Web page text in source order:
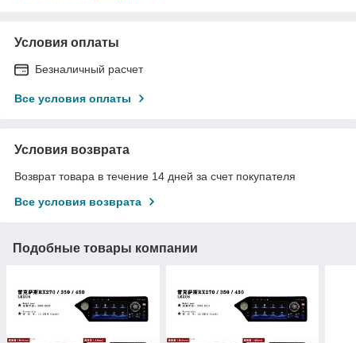
Условия оплаты
Безналичный расчет
Все условия оплаты
Условия возврата
Возврат товара в течение 14 дней за счет покупателя
Все условия возврата
Подобные товары компании